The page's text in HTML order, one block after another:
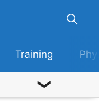
Training